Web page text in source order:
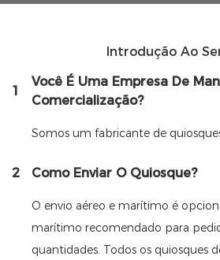
Introdução Ao
1
Você É Uma Empresa De
Comercialização?
Somos um fabricante de
2 Como Enviar O Quiosque?
O envio aéreo e marítimo é
marítimo recomendado para
quantidades. Todos os quiosques